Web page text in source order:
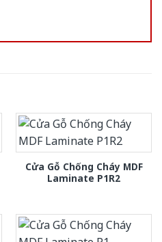
Cửa Gỗ Chống Cháy MDF
Laminate P1R2